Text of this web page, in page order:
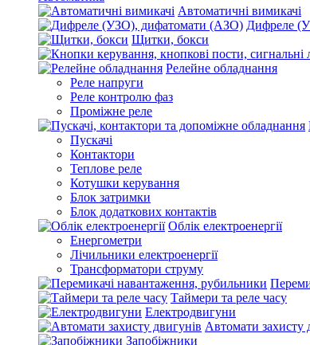
Автоматичні вимикачі
Дифреле
Щитки, бокси
Релейне обладнання
Реле напруги
Реле контролю фаз
Проміжне реле
Пускачі
Контактори
Теплове реле
Котушки керування
Блок затримки
Блок додаткових контактів
Облік електроенергії
Енергометри
Лічильники електроенергії
Трансформатори струму
Таймери та реле часу
Електродвигуни
Автомати захисту
Запобіжники